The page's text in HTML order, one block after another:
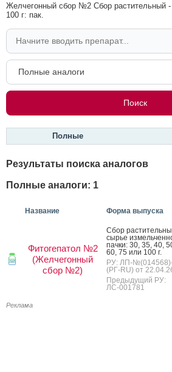
Желчегонный сбор №2 Сбор растительный -
100 г: пак.
Полные
Результаты поиска аналогов
Полные аналоги: 1
Название Форма выпуска
Фитогепатол №2
(Желчегонный
сбор №2)
Сбор
сырье
пач­ки: 30, 35, 40,
60, 75 или 100 г.
РУ: ЛП-
(РГ-RU) от
Предыдущий РУ:
ЛС-001781
Реклама